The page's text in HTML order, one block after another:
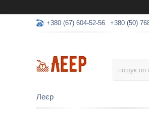
+380 (67) 604-52-56 +380 (50)
Леєр